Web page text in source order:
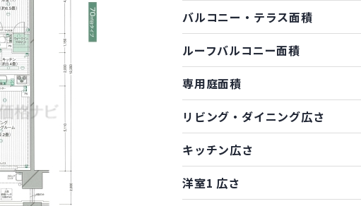
バルコニー・テラス面積
ルーフバルコニー面積
専用庭面積
リビング・ダイニング広さ
キッチン広さ
洋室1 広さ